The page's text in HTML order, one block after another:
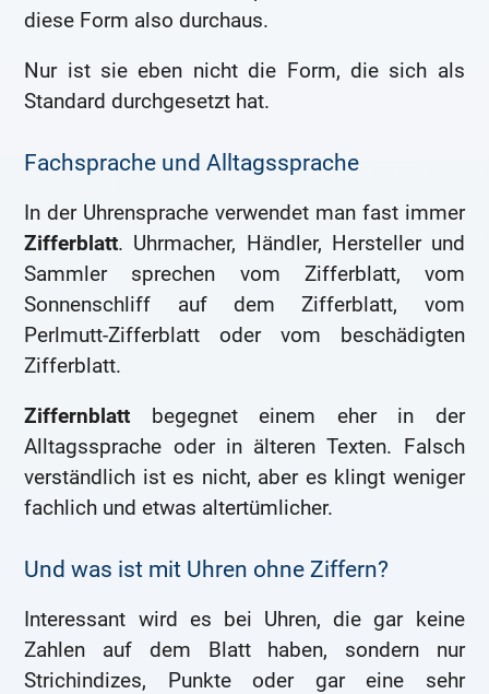
diese Form also durchaus.
Nur ist sie eben nicht die Form, die sich als
Standard durchgesetzt hat.
Fachsprache und Alltagssprache
In der Uhrensprache verwendet man fast immer
Zifferblatt. Uhrmacher, Händler, Hersteller und
Sammler sprechen vom Zifferblatt, vom
Sonnenschliff auf dem Zifferblatt, vom
Perlmutt-Zifferblatt oder vom beschädigten
Zifferblatt.
Ziffernblatt begegnet einem eher in der
Alltagssprache oder in älteren Texten. Falsch
verständlich ist es nicht, aber es klingt weniger
fachlich und etwas altertümlicher.
Und was ist mit Uhren ohne Ziffern?
Interessant wird es bei Uhren, die gar keine
Zahlen auf dem Blatt haben, sondern nur
Strichindizes, Punkte oder gar eine sehr